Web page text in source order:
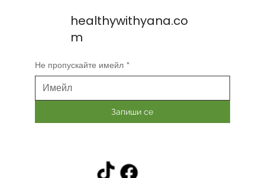
Не пропускайте имейл *
Запиши се
healthywithyana.co
m